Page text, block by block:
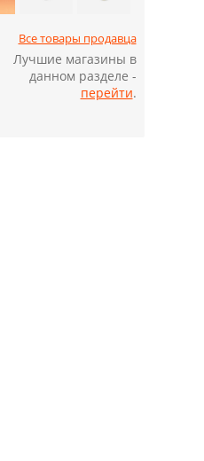
Все товары продавца
Лучшие магазины в
данном разделе -
перейти.